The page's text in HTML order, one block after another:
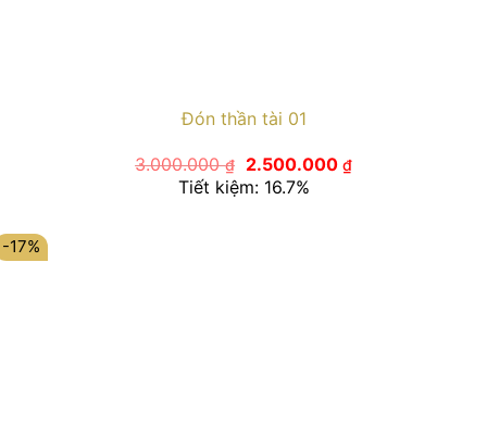
Đón thần tài 01
3.000.000₫
Giá
gốc
là:
2.500.000 ₫Giá
hiện
Tiết kiệm: 16.7%
-17%